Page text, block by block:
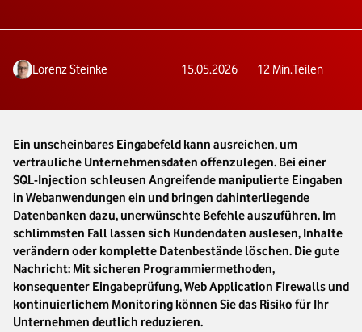
Lorenz Steinke 15.05.2026 12 Min.Teilen
Ein unscheinbares Eingabefeld kann ausreichen, um
vertrauliche Unternehmensdaten offenzulegen. Bei einer
SQL-Injection schleusen Angreifende manipulierte Eingaben
in Webanwendungen ein und bringen dahinterliegende
Datenbanken dazu, unerwünschte Befehle auszuführen. Im
schlimmsten Fall lassen sich Kundendaten auslesen, Inhalte
verändern oder komplette Datenbestände löschen. Die gute
Nachricht: Mit sicheren Programmiermethoden,
konsequenter Eingabeprüfung, Web Application Firewalls und
kontinuierlichem Monitoring können Sie das Risiko für Ihr
Unternehmen deutlich reduzieren.